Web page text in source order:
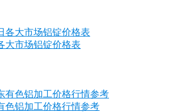
大市场铝锭价格表
色铝加工价格行情参考